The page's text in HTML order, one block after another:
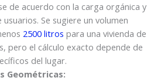
de acuerdo con la carga orgánica y
usuarios. Se sugiere un volumen
2500 litros para una vivienda de
pero el cálculo exacto depende de
del lugar.
Geométricas: